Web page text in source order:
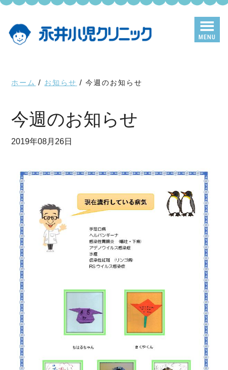
MENU
Skip
main
content
Skip
primary
sidebar
ホーム / お知らせ / 今週のお知らせ
今週のお知らせ
2019年08月26日